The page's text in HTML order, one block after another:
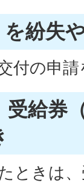
紛失
付の申
給券
ときは